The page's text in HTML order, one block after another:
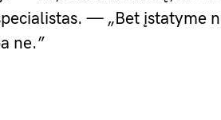
— „Bet įstatyme
ne.”